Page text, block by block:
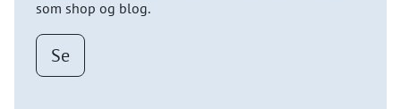
som shop og blog.
Se